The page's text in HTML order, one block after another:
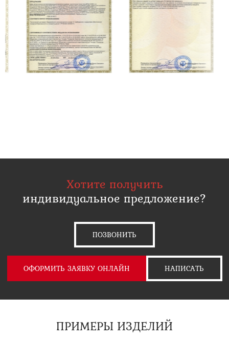
Хотите получить
индивидуальное предложение?
ПОЗВОНИТЬ
ОФОРМИТЬ ЗАЯВКУ ОНЛАЙН НАПИСАТЬ
ПРИМЕРЫ ИЗДЕЛИЙ